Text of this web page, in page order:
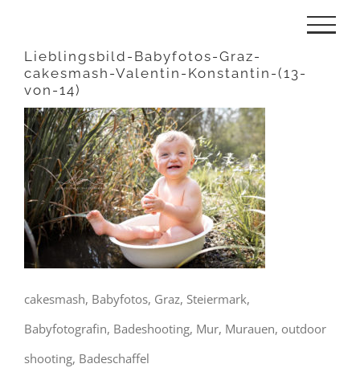
springen
Lieblingsbild-Babyfotos-Graz-
cakesmash-Valentin-Konstantin-(13-
von-14)
cakesmash, Babyfotos, Graz, Steiermark,
Babyfotografin, Badeshooting, Mur, Murauen, outdoor
shooting, Badeschaffel